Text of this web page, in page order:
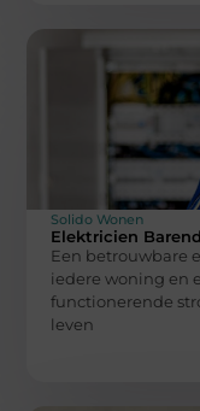
Solido Wonen
Elektricien
Een betrouwbare
iedere woning en
functionerende
leven